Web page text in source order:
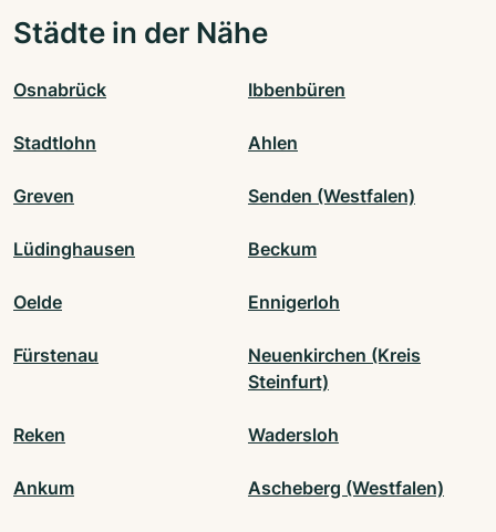
Städte in der Nähe
Osnabrück Ibbenbüren
Stadtlohn Ahlen
Greven Senden (Westfalen)
Lüdinghausen Beckum
Oelde Ennigerloh
Fürstenau
Neuenkirchen (Kreis
Steinfurt)
Reken Wadersloh
Ankum Ascheberg (Westfalen)